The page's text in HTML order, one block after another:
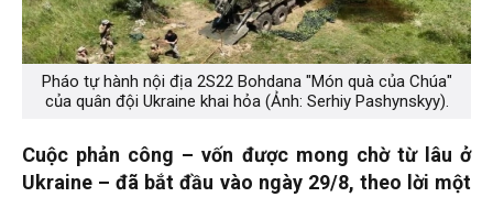
Pháo tự hành nội địa 2S22 Bohdana "Món quà của Chúa"
của quân đội Ukraine khai hỏa (Ảnh: Serhiy Pashynskyy).
Cuộc phản công – vốn được mong chờ từ lâu ở
Ukraine – đã bắt đầu vào ngày 29/8, theo lời một